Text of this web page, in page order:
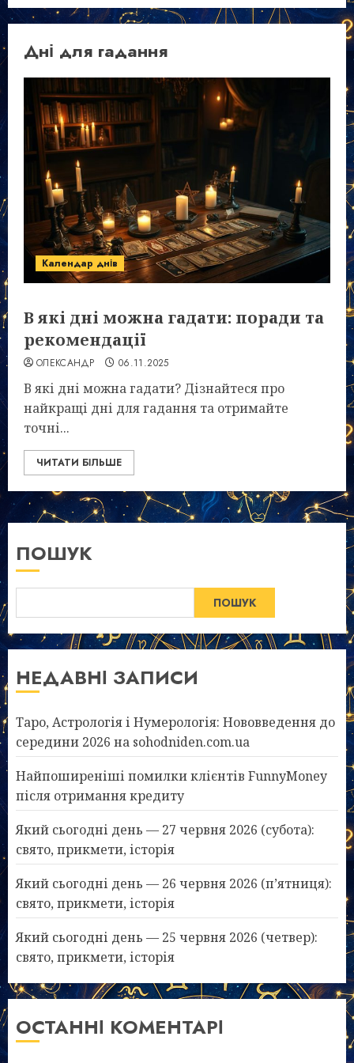
Дні для гадання
Календар днів
В які дні можна гадати: поради та
рекомендації
ОЛЕКСАНДР 06.11.2025
В які дні можна гадати? Дізнайтеся про
найкращі дні для гадання та отримайте
точні...
ЧИТАТИ БІЛЬШЕ
ПОШУК
ПОШУК
НЕДАВНІ ЗАПИСИ
Таро, Астрологія і Нумерологія: Нововведення до
середини 2026 на sohodniden.com.ua
Найпоширеніші помилки клієнтів FunnyMoney
після отримання кредиту
Який сьогодні день — 27 червня 2026 (субота):
свято, прикмети, історія
Який сьогодні день — 26 червня 2026 (п’ятниця):
свято, прикмети, історія
Який сьогодні день — 25 червня 2026 (четвер):
свято, прикмети, історія
ОСТАННІ КОМЕНТАРІ